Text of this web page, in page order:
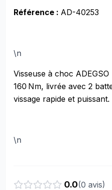
Référence : AD-40253
\n
Visseuse à choc
160 Nm, livrée avec 2
vissage rapide et puissant.
\n
0.0(0 avis)